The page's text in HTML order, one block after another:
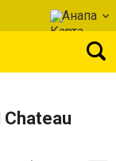
Анапа